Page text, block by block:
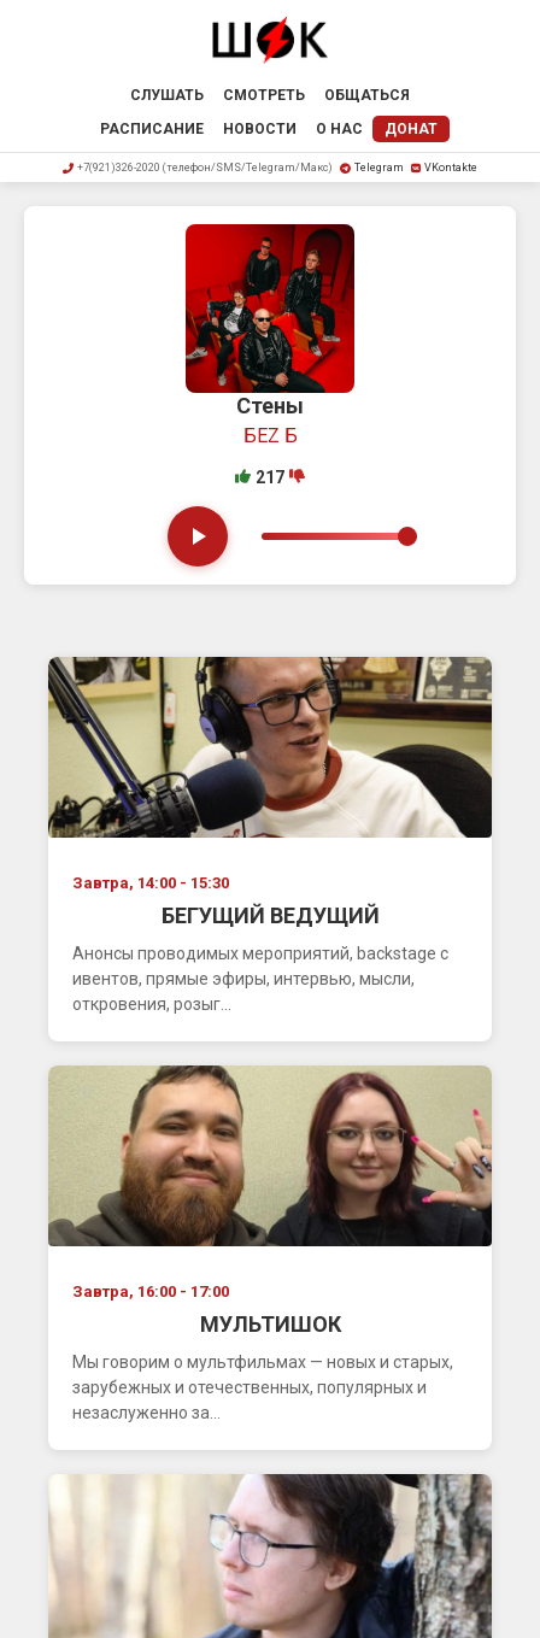
СЛУШАТЬ СМОТРЕТЬ
ОБЩАТЬСЯ
РАСПИСАНИЕ
НОВОСТИ О НАС ДОНАТ
+7(921)326-2020 (телефон/SMS/Telegram/Макс) Telegram VKontakte
Стены
БЕZ Б
217
Завтра, 14:00 - 15:30
БЕГУЩИЙ ВЕДУЩИЙ
Анонсы проводимых мероприятий, backstage с
ивентов, прямые эфиры, интервью, мысли,
откровения, розыг...
Завтра, 16:00 - 17:00
МУЛЬТИШОК
Мы говорим о мультфильмах — новых и старых,
зарубежных и отечественных, популярных и
незаслуженно за...